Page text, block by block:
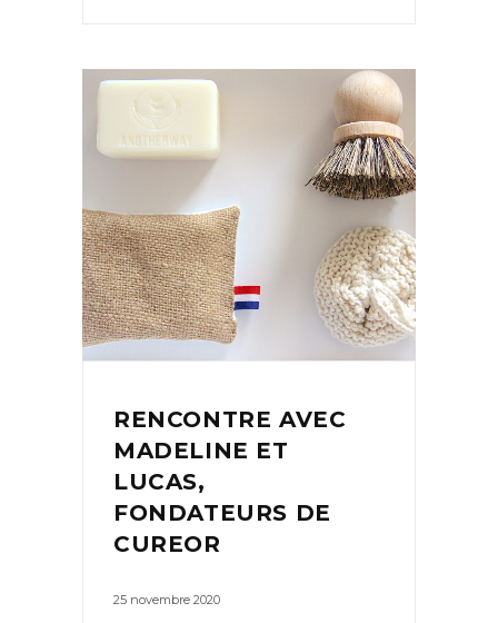
RENCONTRE AVEC
MADELINE ET
LUCAS,
FONDATEURS DE
CUREOR
25 novembre 2020